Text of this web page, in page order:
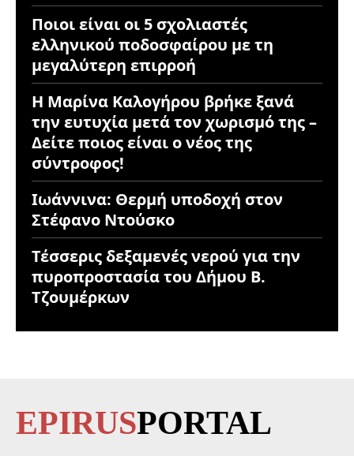
Ποιοι είναι οι 5 σχολιαστές
ελληνικού ποδοσφαίρου με τη
μεγαλύτερη επιρροή
Η Μαρίνα Καλογήρου βρήκε ξανά
την ευτυχία μετά τον χωρισμό της –
Δείτε ποιος είναι ο νέος της
σύντροφος!
Ιωάννινα: Θερμή υποδοχή στον
Στέφανο Ντούσκο
Τέσσερις δεξαμενές νερού για την
πυροπροστασία του Δήμου Β.
Τζουμέρκων
EPIRUSPORTAL